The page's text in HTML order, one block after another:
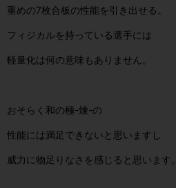
重めの7枚合板の性能を引き出せる。
フィジカルを持っている選手には
軽量化は何の意味もありません。
おそらく和の極-煉-の
性能には満足できないと思いますし
威力に物足りなさを感じると思います。